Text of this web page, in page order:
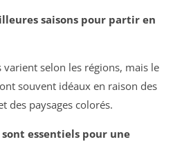
saisons pour partir en
varient selon les régions, mais le
souvent idéaux en raison des
des paysages colorés.
essentiels pour une